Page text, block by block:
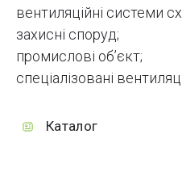
вентиляційні системи
захисні споруд;
промислові об’єкт;
спеціалізовані
Каталог